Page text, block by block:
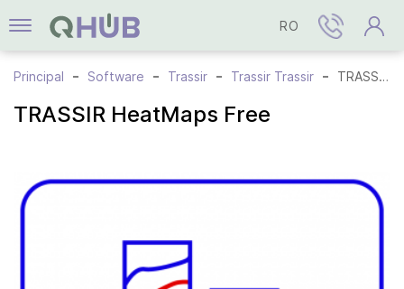
RO
Principal Software Trassir Trassir Trassir TRASSIR HeatMaps Free
TRASSIR HeatMaps Free